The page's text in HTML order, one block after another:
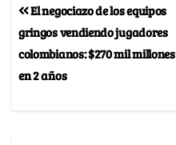
El negociazo de los equipos
gringos vendiendo jugadores
colombianos: $270 mil millones
en 2 años